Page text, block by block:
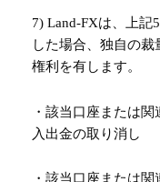
7) Land-FXは、上記
した場合、独自の
権利を有します。
・該当口座または
入出金の取り消し
・該当口座または